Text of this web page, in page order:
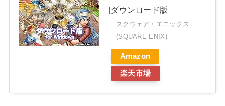
|ダウンロード版
スクウェア・エニックス
(SQUARE ENIX)
Amazon
楽天市場